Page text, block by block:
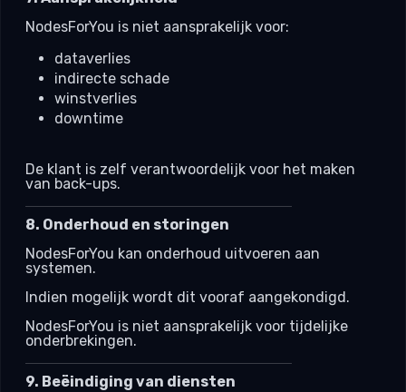
NodesForYou is niet aansprakelijk voor:
dataverlies
indirecte schade
winstverlies
downtime
De klant is zelf verantwoordelijk voor het maken
van back-ups.
8. Onderhoud en storingen
NodesForYou kan onderhoud uitvoeren aan
systemen.
Indien mogelijk wordt dit vooraf aangekondigd.
NodesForYou is niet aansprakelijk voor tijdelijke
onderbrekingen.
9. Beëindiging van diensten